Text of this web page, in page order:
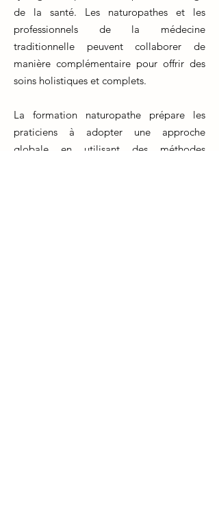
de la santé. Les naturopathes et les
professionnels de la médecine
traditionnelle peuvent collaborer de
manière complémentaire pour offrir des
soins holistiques et complets.
La formation naturopathe prépare les
praticiens à adopter une approche
globale en utilisant des méthodes